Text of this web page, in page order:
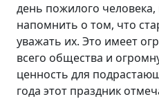
день пожилого
напомнить о том, что
уважать их. Это имеет
всего общества и
ценность для
года этот праздник